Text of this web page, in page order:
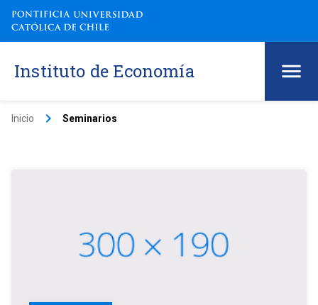
Instituto de Economía
Inicio keyboard_arrow_right Seminarios